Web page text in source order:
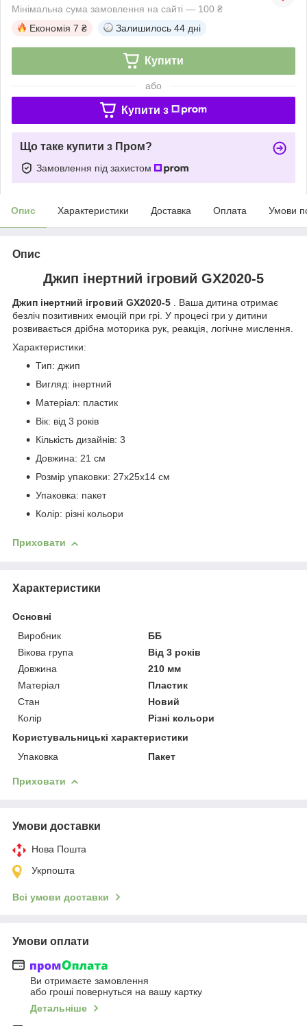
Мінімальна сума замовлення на сайті — 100 ₴
Економія 7 ₴ Залишилось 44 дні
Купити
або
Купити з
Що таке купити з Пром?
Замовлення під захистом
Опис Характеристики Доставка Оплата Умови
Опис
Джип інертний ігровий GX2020-5
Джип інертний ігровий GX2020-5 . Ваша дитина отримає
безліч позитивних емоцій при грі. У процесі гри у дитини
розвивається дрібна моторика рук, реакція, логічне мислення.
Характеристики:
Тип: джип
Вигляд: інертний
Матеріал: пластик
Вік: від 3 років
Кількість дизайнів: 3
Довжина: 21 см
Розмір упаковки: 27х25х14 см
Упаковка: пакет
Колір: різні кольори
Приховати
Характеристики
Основні
Виробник
ББ
Вікова група
Від 3 років
Довжина
210 мм
Матеріал
Пластик
Стан
Новий
Колір
Різні кольори
Користувальницькі характеристики
Упаковка
Пакет
Приховати
Умови доставки
Нова Пошта
Укрпошта
Всі умови доставки
Умови оплати
Ви отримаєте замовлення
або гроші повернуться на вашу картку
Детальніше